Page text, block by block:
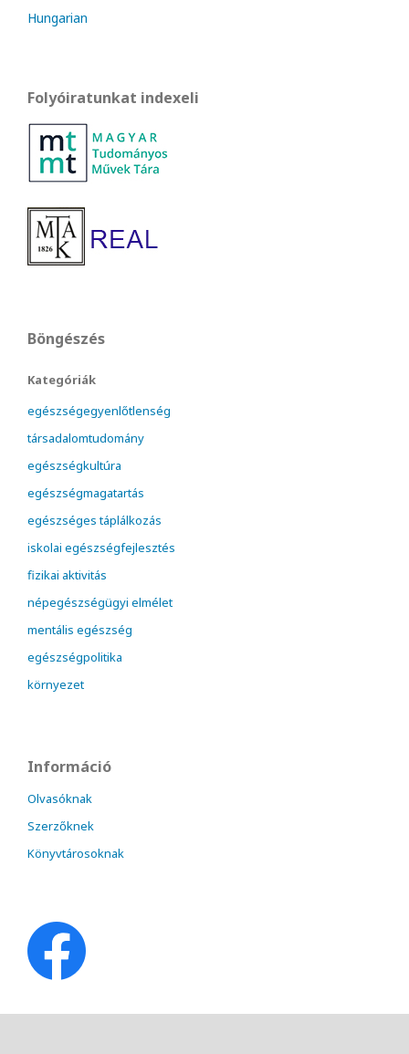
Hungarian
Folyóiratunkat indexeli
Böngészés
Kategóriák
egészségegyenlőtlenség
társadalomtudomány
egészségkultúra
egészségmagatartás
egészséges táplálkozás
iskolai egészségfejlesztés
fizikai aktivitás
népegészségügyi elmélet
mentális egészség
egészségpolitika
környezet
Információ
Olvasóknak
Szerzőknek
Könyvtárosoknak